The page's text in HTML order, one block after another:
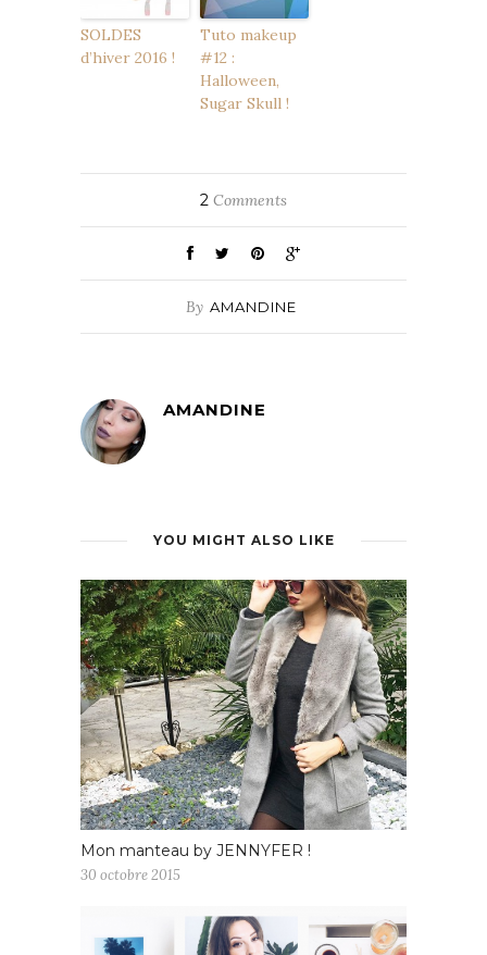
SOLDES
d’hiver 2016 !
Tuto makeup
#12 :
Halloween,
Sugar Skull !
2 Comments
By AMANDINE
AMANDINE
YOU MIGHT ALSO LIKE
Mon manteau by JENNYFER !
30 octobre 2015